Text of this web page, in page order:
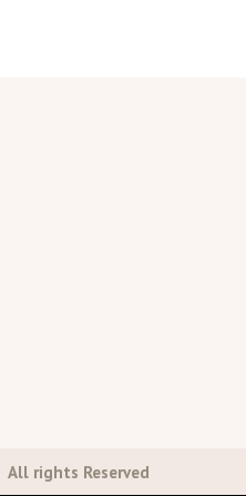
All rights Reserved